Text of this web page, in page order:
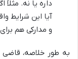
داره یا نه.
آیا این شرایط
و مدارکی هم
به طور خلاصه، قاضی